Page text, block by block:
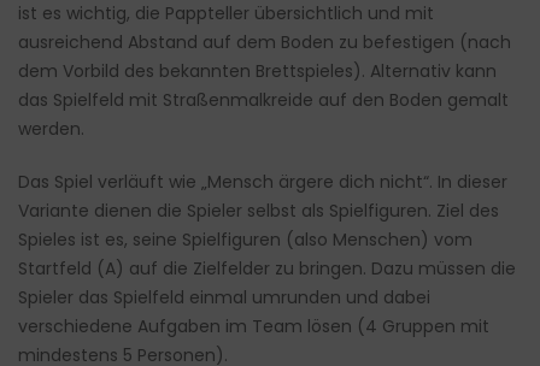
ist es wichtig, die Pappteller übersichtlich und mit
ausreichend Abstand auf dem Boden zu befestigen (nach
dem Vorbild des bekannten Brettspieles). Alternativ kann
das Spielfeld mit Straßenmalkreide auf den Boden gemalt
werden.
Das Spiel verläuft wie „Mensch ärgere dich nicht“. In dieser
Variante dienen die Spieler selbst als Spielfiguren. Ziel des
Spieles ist es, seine Spielfiguren (also Menschen) vom
Startfeld (A) auf die Zielfelder zu bringen. Dazu müssen die
Spieler das Spielfeld einmal umrunden und dabei
verschiedene Aufgaben im Team lösen (4 Gruppen mit
mindestens 5 Personen).